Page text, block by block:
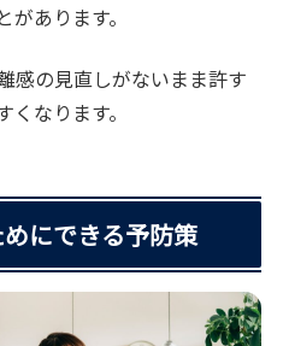
あります。
感の見直しがないまま許す
なります。
にできる予防策